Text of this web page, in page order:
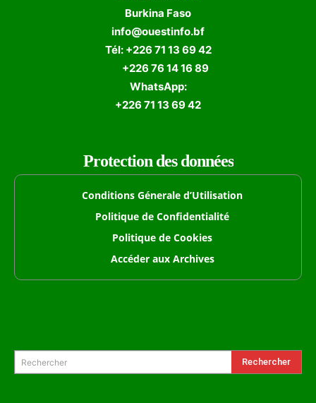
Burkina Faso
info@ouestinfo.bf
Tél: +226 71 13 69 42
+226 76 14 16 89
WhatsApp:
+226 71 13 69 42
Protection des données
Conditions Génerale d’Utilisation
Politique de Confidentialité
Politique de Cookies
Accéder aux Archives
Rechercher Rechercher